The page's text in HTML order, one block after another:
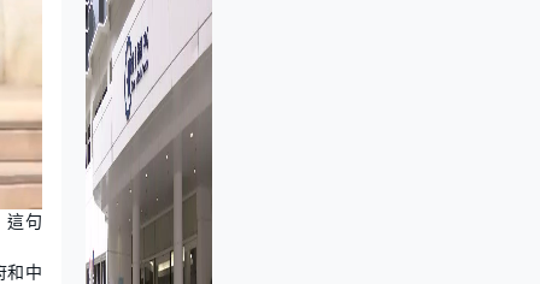
這句
和中